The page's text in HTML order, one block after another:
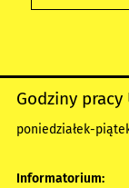
Godziny pracy
poniedziałek-
Informatorium: